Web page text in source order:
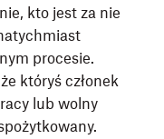
kto jest za nie
procesie.
któryś członek
lub wolny